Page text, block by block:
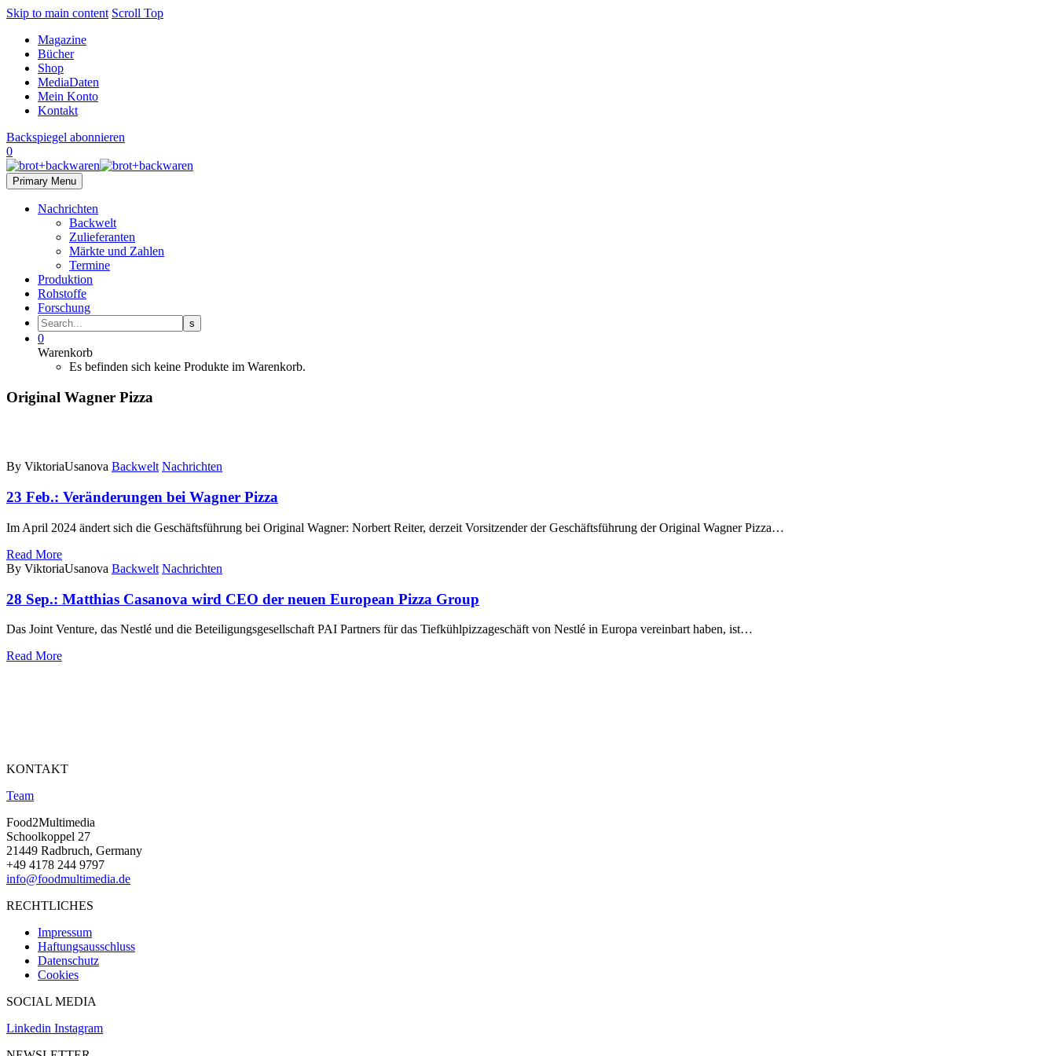
Skip to main content Scroll Top
Magazine
Bücher
Shop
MediaDaten
Mein Konto
Kontakt
Backspiegel abonnieren
0
Primary Menu
Nachrichten
Backwelt
Zulieferanten
Märkte und Zahlen
Termine
Produktion
Rohstoffe
Forschung
0
Warenkorb
Es befinden sich keine Produkte im Warenkorb.
Original Wagner Pizza
By ViktoriaUsanova Backwelt Nachrichten
23 Feb.: Veränderungen bei Wagner Pizza
Im April 2024 ändert sich die Geschäftsführung bei Original Wagner: Norbert Reiter, derzeit Vorsitzender der Geschäftsführung der Original Wagner Pizza…
Read More
By ViktoriaUsanova Backwelt Nachrichten
28 Sep.: Matthias Casanova wird CEO der neuen European Pizza Group
Das Joint Venture, das Nestlé und die Beteiligungsgesellschaft PAI Partners für das Tiefkühlpizzageschäft von Nestlé in Europa vereinbart haben, ist…
Read More
KONTAKT
Team
Food2Multimedia
Schoolkoppel 27
21449 Radbruch, Germany
+49 4178 244 9797
info@foodmultimedia.de
RECHTLICHES
Impressum
Haftungsausschluss
Datenschutz
Cookies
SOCIAL MEDIA
Linkedin Instagram